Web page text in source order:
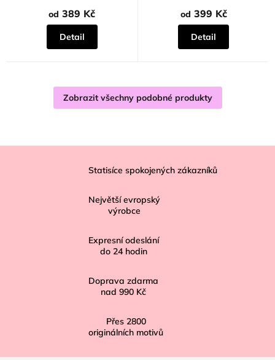
z
5
hvězdiček.
od 389 Kč
Detail
z
5
hvězdiček.
od 399 Kč
Detail
Zobrazit všechny podobné produkty
Statisíce spokojených zákazníků
Největší evropský
výrobce
Expresní odeslání
do 24 hodin
Doprava zdarma
nad 990 Kč
Přes 2800
originálních motivů